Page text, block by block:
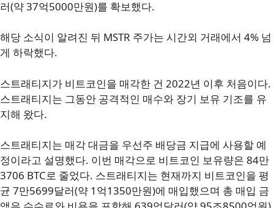
러(약 37억5000만원)를 확보했다.
해당 소식이 알려진 뒤 MSTR 주가는 시간외 거래에서 4% 넘
게 하락했다.
스트래티지가 비트코인을 매각한 건 2022년 이후 처음이다.
스트래티지는 그동안 공격적인 매수와 장기 보유 기조를 유
지해 왔다.
스트래티지는 매각 대금을 우선주 배당금 지급에 사용할 예
정이라고 설명했다. 이번 매각으로 비트코인 보유량은 84만
3706 BTC로 줄었다. 스트래티지는 현재까지 비트코인을 평
균 7만5699달러(약 1억1350만원)에 매입했으며 총 매입 금